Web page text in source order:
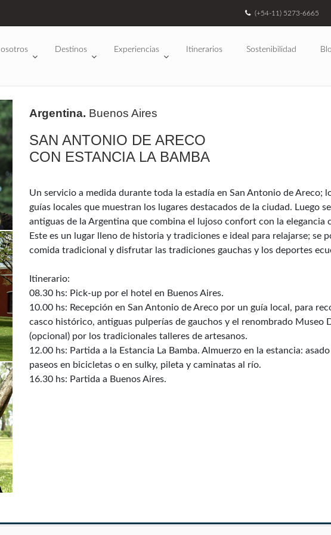
(+54-11) 5273-6665
Destinos Experiencias Itinerarios Sostenibilidad
Argentina. Buenos Aires
SAN ANTONIO DE ARECO
CON ESTANCIA LA BAMBA
Un servicio a medida durante toda la estadía en San Antonio de Areco;
guías locales que muestran los lugares destacados de la ciudad. Luego
antiguas de la Argentina que combina el lujoso confort con la elegancia
Este es un lugar lleno de historia y tradiciones e ideal para relajarse; se
comida tradicional y disfrutar las tradiciones gauchas y los deportes
Itinerario:
08.30 hs: Pick-up por el hotel en Buenos Aires.
10.00 hs: Recepción en San Antonio de Areco por un guía local, para
casco histórico, antiguas pulperías de gauchos y el renombrado Museo
(opcional) por los tradicionales talleres de artesanos.
12.00 hs: Partida a la Estancia La Bamba. Almuerzo en la estancia:
paseos en bicicletas o en sulky, pileta y caminatas al río.
16.30 hs: Partida a Buenos Aires.